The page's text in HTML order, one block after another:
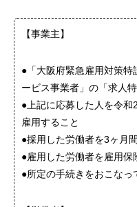
【事業主】
●「大阪府緊急雇用対策
ービス事業者」の「求人
●上記に応募した人を令
雇用すること
●採用した労働者を3ヶ月
●雇用した労働者を雇用保
●所定の手続きをおこなっ